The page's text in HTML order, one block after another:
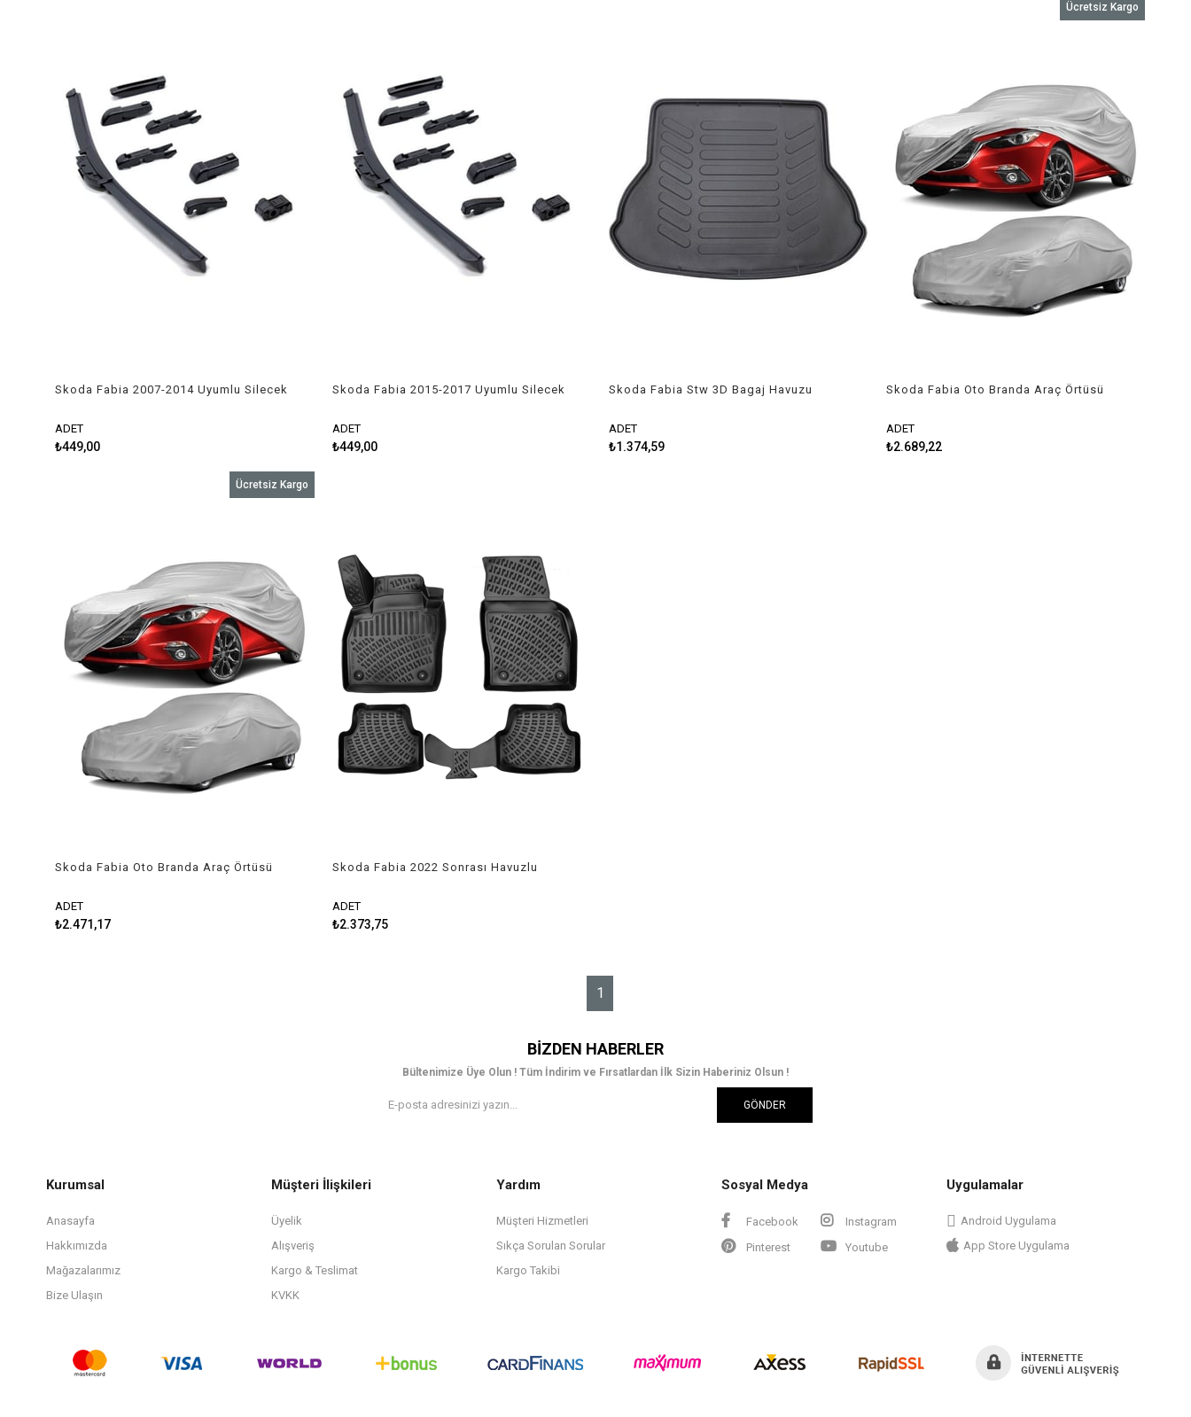
Skoda Fabia 2007-2014 Uyumlu Silecek
ADET
₺449,00
Skoda Fabia 2015-2017 Uyumlu Silecek
ADET
₺449,00
Skoda Fabia Stw 3D Bagaj Havuzu
ADET
₺1.374,59
Skoda Fabia Oto Branda Araç Örtüsü
ADET
₺2.689,22
Ücretsiz Kargo
Skoda Fabia Oto Branda Araç Örtüsü
ADET
₺2.471,17
Ücretsiz Kargo
Skoda Fabia 2022 Sonrası Havuzlu
ADET
₺2.373,75
1
BIZDEN HABERLER
Bültenimize Üye Olun ! Tüm İndirim ve Fırsatlardan İlk Sizin Haberiniz Olsun !
GÖNDER
Kurumsal
Anasayfa
Hakkımızda
Mağazalarımız
Bize Ulaşın
Müşteri İlişkileri
Üyelik
Alışveriş
Kargo & Teslimat
KVKK
Yardım
Müşteri Hizmetleri
Sıkça Sorulan Sorular
Kargo Takibi
Sosyal Medya
Facebook
Instagram
Pinterest
Youtube
Uygulamalar
Android Uygulama
App Store Uygulama